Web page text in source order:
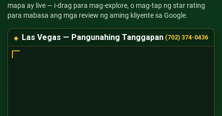
mapa ay live — i-drag para mag-explore, o mag-tap ng star rating
para mabasa ang mga review ng aming kliyente sa Google.
Las Vegas — Pangunahing Tanggapan (702) 374-0436